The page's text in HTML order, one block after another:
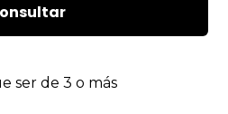
ser de 3 o más